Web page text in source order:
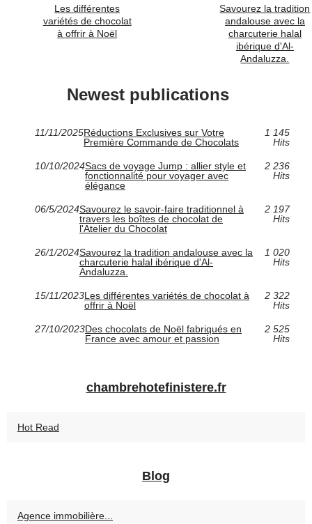
Les différentes
variétés de chocolat
à offrir à Noël
Savourez la tradition
andalouse avec la
charcuterie halal
ibérique d'Al-
Andaluzza.
Newest publications
11/11/2025Réductions Exclusives sur Votre
Première Commande de Chocolats
1 145
Hits
10/10/2024Sacs de voyage Jump : allier style et
fonctionnalité pour voyager avec
élégance
2 236
Hits
06/5/2024Savourez le savoir-faire traditionnel à
travers les boîtes de chocolat de
l'Atelier du Chocolat
2 197
Hits
26/1/2024Savourez la tradition andalouse avec la
charcuterie halal ibérique d'Al-
Andaluzza.
1 020
Hits
15/11/2023Les différentes variétés de chocolat à
offrir à Noël
2 322
Hits
27/10/2023Des chocolats de Noël fabriqués en
France avec amour et passion
2 525
Hits
chambrehotefinistere.fr
Hot Read
Blog
Agence immobilière...